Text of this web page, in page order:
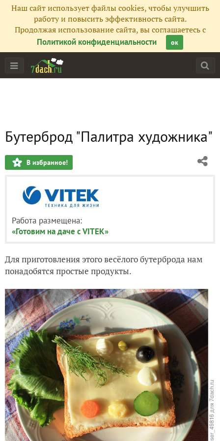
Наш сайт использует файлы cookies, чтобы улучшить
работу и повысить эффективность сайта.
Продолжая использование сайта, вы соглашаетесь с
Политикой конфиденциальности
ок
Бутерброд "Палитра художника"
В избранное!
Работа размещена:
«Готовим на даче с VITEK»
Для приготовления этого весёлого бутерброда нам
понадобятся простые продукты.